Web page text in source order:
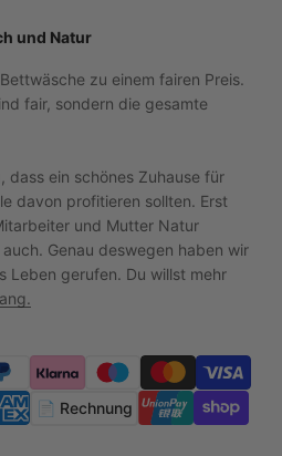
und Natur
zu einem fairen Preis.
fair, sondern die gesamte
dass ein schönes Zuhause für
davon profitieren sollten. Erst
und Mutter Natur
Genau deswegen haben wir
Leben gerufen. Du willst mehr
📄 Rechnung